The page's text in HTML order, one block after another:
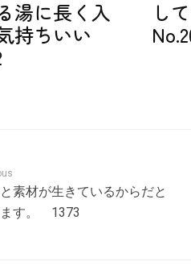
湯に長く入
持ちいい
し
素材が生きているからだと
す。 1373